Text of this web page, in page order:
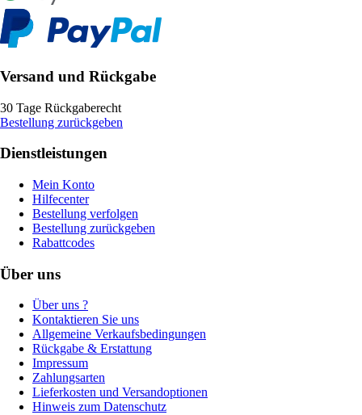
Versand und Rückgabe
30 Tage Rückgaberecht
Bestellung zurückgeben
Dienstleistungen
Mein Konto
Hilfecenter
Bestellung verfolgen
Bestellung zurückgeben
Rabattcodes
Über uns
Über uns ?
Kontaktieren Sie uns
Allgemeine Verkaufsbedingungen
Rückgabe & Erstattung
Impressum
Zahlungsarten
Lieferkosten und Versandoptionen
Hinweis zum Datenschutz